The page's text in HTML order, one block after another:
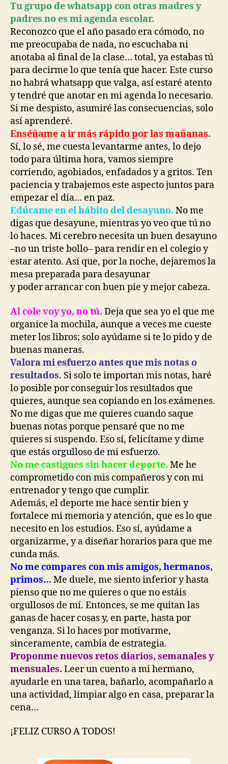
Tu grupo de whatsapp con otras madres y
padres no es mi agenda escolar.
Reconozco que el año pasado era cómodo, no
me preocupaba de nada, no escuchaba ni
anotaba al final de la clase… total, ya estabas tú
para decirme lo que tenía que hacer. Este curso
no habrá whatsapp que valga, así estaré atento
y tendré que anotar en mi agenda lo necesario.
Si me despisto, asumiré las consecuencias, solo
así aprenderé.
Enséñame a ir más rápido por las mañanas.
Sí, lo sé, me cuesta levantarme antes, lo dejo
todo para última hora, vamos siempre
corriendo, agobiados, enfadados y a gritos. Ten
paciencia y trabajemos este aspecto juntos para
empezar el día… en paz.
Edúcame en el hábito del desayuno. No me
digas que desayune, mientras yo veo que tú no
lo haces. Mi cerebro necesita un buen desayuno
–no un triste bollo– para rendir en el colegio y
estar atento. Así que, por la noche, dejaremos la
mesa preparada para desayunar
y poder arrancar con buen pie y mejor cabeza.
Al cole voy yo, no tú. Deja que sea yo el que me
organice la mochila, aunque a veces me cueste
meter los libros; solo ayúdame si te lo pido y de
buenas maneras.
Valora mi esfuerzo antes que mis notas o
resultados. Si solo te importan mis notas, haré
lo posible por conseguir los resultados que
quieres, aunque sea copiando en los exámenes.
No me digas que me quieres cuando saque
buenas notas porque pensaré que no me
quieres si suspendo. Eso sí, felicítame y dime
que estás orgulloso de mi esfuerzo.
No me castigues sin hacer deporte. Me he
comprometido con mis compañeros y con mi
entrenador y tengo que cumplir.
Además, el deporte me hace sentir bien y
fortalece mi memoria y atención, que es lo que
necesito en los estudios. Eso sí, ayúdame a
organizarme, y a diseñar horarios para que me
cunda más.
No me compares con mis amigos, hermanos,
primos…Me duele, me siento inferior y hasta
pienso que no me quieres o que no estáis
orgullosos de mí. Entonces, se me quitan las
ganas de hacer cosas y, en parte, hasta por
venganza. Si lo haces por motivarme,
sinceramente, cambia de estrategia.
Proponme nuevos retos diarios, semanales y
mensuales. Leer un cuento a mi hermano,
ayudarle en una tarea, bañarlo, acompañarlo a
una actividad, limpiar algo en casa, preparar la
cena…
¡FELIZ CURSO A TODOS!